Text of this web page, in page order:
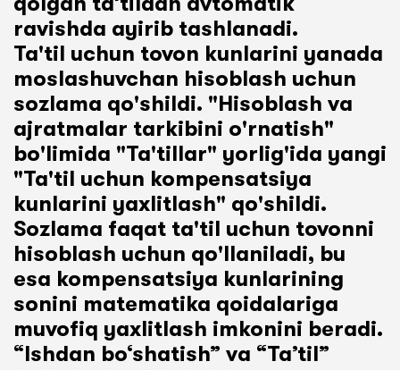
ravishda ayirib tashlanadi.
Ta'til uchun tovon kunlarini yanada
moslashuvchan hisoblash uchun
sozlama qo'shildi. "Hisoblash va
ajratmalar tarkibini o'rnatish"
bo'limida "Ta'tillar" yorlig'ida yangi
"Ta'til uchun kompensatsiya
kunlarini yaxlitlash" qo'shildi.
Sozlama faqat ta'til uchun tovonni
hisoblash uchun qo'llaniladi, bu
esa kompensatsiya kunlarining
sonini matematika qoidalariga
muvofiq yaxlitlash imkonini beradi.
“Ishdan bo‘shatish” va “Ta’til”